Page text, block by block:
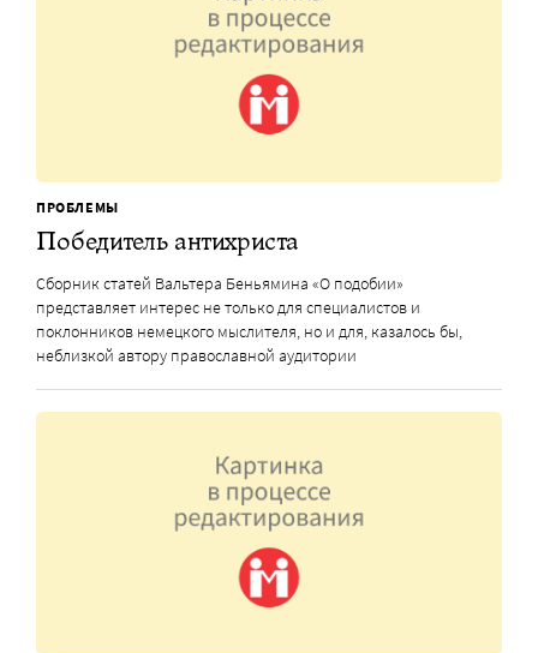
ПРОБЛЕМЫ
Победитель антихриста
Сборник статей Вальтера Беньямина «О подобии»
представляет интерес не только для специалистов и
поклонников немецкого мыслителя, но и для, казалось бы,
неблизкой автору православной аудитории